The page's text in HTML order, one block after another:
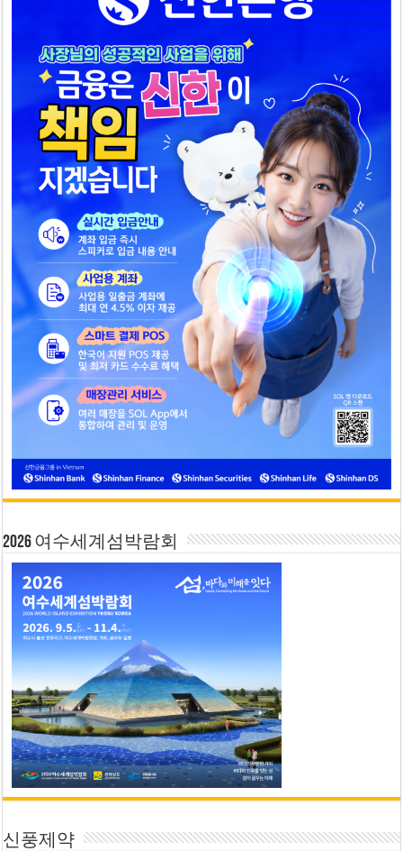
2026 여수세계섬박람회
신풍제약